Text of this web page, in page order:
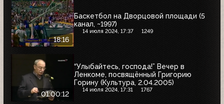
18:16
Баскетбол на Дворцовой площади (5
канал, ~1997)
14 июля 2024, 17:37 1249
01:00:12
“Улыбайтесь, господа!” Вечер в
Ленкоме, посвящённый Григорию
Горину (Культура, 2.04.2005)
14 июля 2024, 17:31 1767